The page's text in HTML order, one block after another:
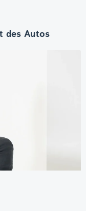
des Autos